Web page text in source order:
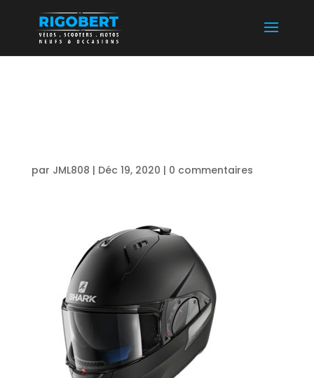
par JML808 | Déc 19, 2020 | 0 commentaires